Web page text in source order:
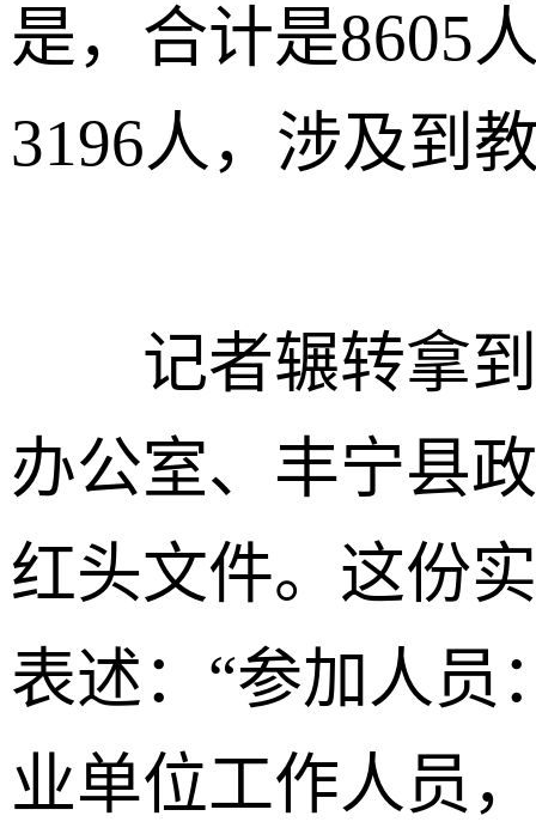
是，合计是8605
3196人，涉及到
记者辗转拿到
办公室、丰宁县
红头文件。这份
表述：“参加人员
业单位工作人员